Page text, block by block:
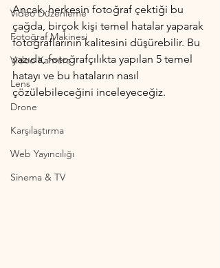
Video Düzenleme
Fotoğraf Makinesi
Video Kamera
Lens
Drone
Karşılaştırma
Web Yayıncılığı
Sinema & TV
Ancak, herkesin fotoğraf çektiği bu
çağda, birçok kişi temel hatalar yaparak
fotoğraflarının kalitesini düşürebilir. Bu
yazıda, fotoğrafçılıkta yapılan 5 temel
hatayı ve bu hataların nasıl
çözülebileceğini inceleyeceğiz.